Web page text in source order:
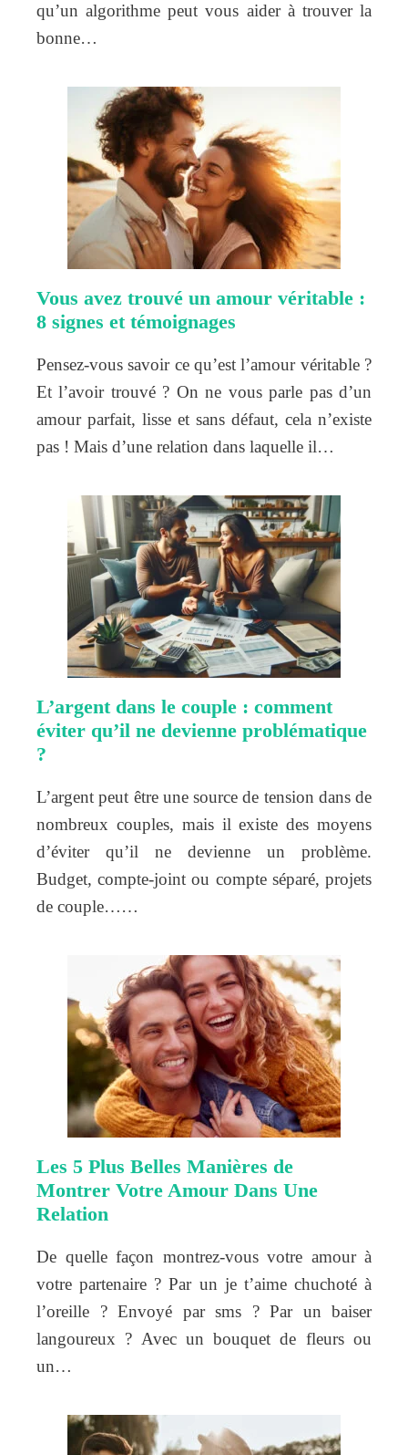
qu’un algorithme peut vous aider à trouver la
bonne…
Vous avez trouvé un amour véritable :
8 signes et témoignages
Pensez-vous savoir ce qu’est l’amour véritable ?
Et l’avoir trouvé ? On ne vous parle pas d’un
amour parfait, lisse et sans défaut, cela n’existe
pas ! Mais d’une relation dans laquelle il…
L’argent dans le couple : comment
éviter qu’il ne devienne problématique
?
L’argent peut être une source de tension dans de
nombreux couples, mais il existe des moyens
d’éviter qu’il ne devienne un problème.
Budget, compte-joint ou compte séparé, projets
de couple……
Les 5 Plus Belles Manières de
Montrer Votre Amour Dans Une
Relation
De quelle façon montrez-vous votre amour à
votre partenaire ? Par un je t’aime chuchoté à
l’oreille ? Envoyé par sms ? Par un baiser
langoureux ? Avec un bouquet de fleurs ou
un…